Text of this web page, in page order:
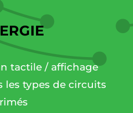
tactile / affichage
les types de circuits